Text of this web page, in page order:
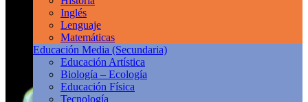
Inglés
Lenguaje
Matemáticas
Educación Media (Secundaria)
Educación Artística
Biología – Ecología
Educación Física
Tecnología